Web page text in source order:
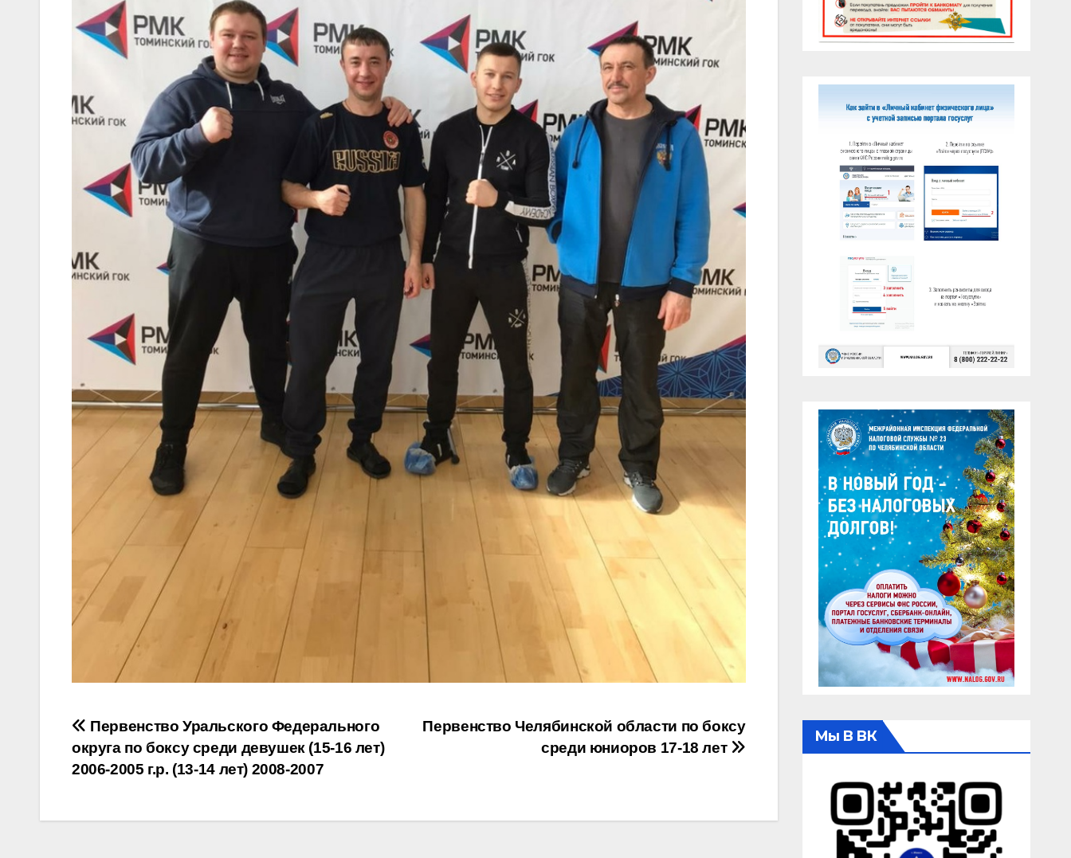
Навигация
по
Первенство Челябинской области по боксу
среди юниоров 17-18 лет
Первенство Уральского Федерального
округа по боксу среди девушек (15-16 лет)
2006-2005 г.р. (13-14 лет) 2008-2007
Мы В ВК